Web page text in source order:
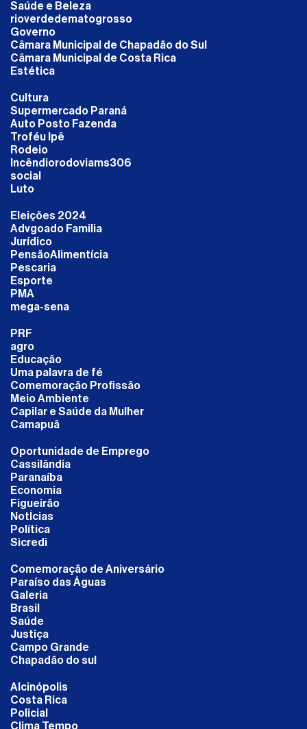
Saúde e Beleza
rioverdedematogrosso
Governo
Câmara Municipal de Chapadão do Sul
Câmara Municipal de Costa Rica
Estética
Cultura
Supermercado Paraná
Auto Posto Fazenda
Troféu Ipê
Rodeio
Incêndiorodoviams306
social
Luto
Eleições 2024
Advgoado Familia
Jurídico
PensãoAlimentícia
Pescaria
Esporte
PMA
mega-sena
PRF
agro
Educação
Uma palavra de fé
Comemoração Profissão
Meio Ambiente
Capilar e Saúde da Mulher
Camapuã
Oportunidade de Emprego
Cassilândia
Paranaíba
Economia
Figueirão
NotÍcias
Política
Sicredi
Comemoração de Aniversário
Paraíso das Águas
Galeria
Brasil
Saúde
Justiça
Campo Grande
Chapadão do sul
Alcinópolis
Costa Rica
Policial
Clima Tempo